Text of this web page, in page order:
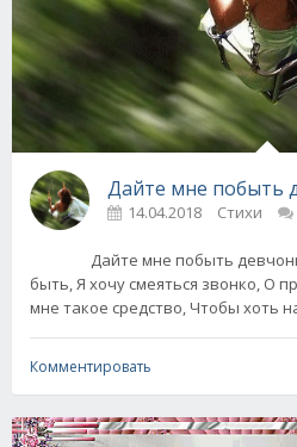
Дайте мне побыть
14.04.2018 Стихи
Дайте мне побыть девчонкой. Я устала
быть, Я хочу смеяться звонко, О проблемах позабыть. Дайте
Комментировать